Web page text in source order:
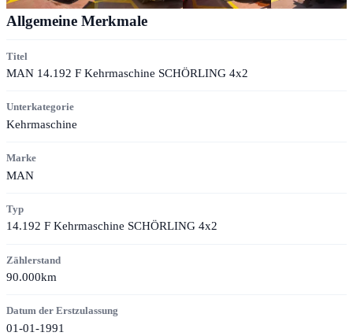
Allgemeine Merkmale
Titel
MAN 14.192 F Kehrmaschine SCHÖRLING 4x2
Unterkategorie
Kehrmaschine
Marke
MAN
Typ
14.192 F Kehrmaschine SCHÖRLING 4x2
Zählerstand
90.000km
Datum der Erstzulassung
01-01-1991